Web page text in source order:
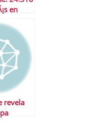
en
revela